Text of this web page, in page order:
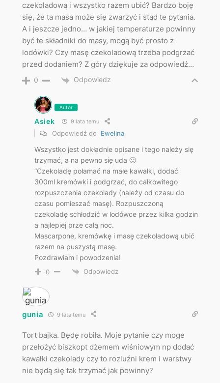
czekoladową i wszystko razem ubić? Bardzo boję
się, że ta masa może się zwarzyć i stąd te pytania.
A i jeszcze jedno… w jakiej temperaturze powinny
być te składniki do masy, mogą być prosto z
lodówki? Czy masę czekoladową trzeba podgrzać
przed dodaniem? Z góry dziękuje za odpowiedź…
0 Odpowiedz
Autor
Asiek 9 lata temu
Odpowiedź do Ewelina
Wszystko jest dokładnie opisane i tego należy się
trzymać, a na pewno się uda 🙂
“Czekoladę połamać na małe kawałki, dodać
300ml kremówki i podgrzać, do całkowitego
rozpuszczenia czekolady (należy od czasu do
czasu pomieszać masę). Rozpuszczoną
czekoladę schłodzić w lodówce przez kilka godzin
a najlepiej prze całą noc.
Mascarpone, kremówkę i masę czekoladową ubić
razem na puszystą masę.
Pozdrawiam i powodzenia!
0 Odpowiedz
gunia 9 lata temu
Tort bajka. Będę robiła. Moje pytanie czy moge
przełożyć biszkopt dżemem wiśniowym np dodać
kawałki czekolady czy to rozluźni krem i warstwy
nie będą się tak trzymać jak powinny?